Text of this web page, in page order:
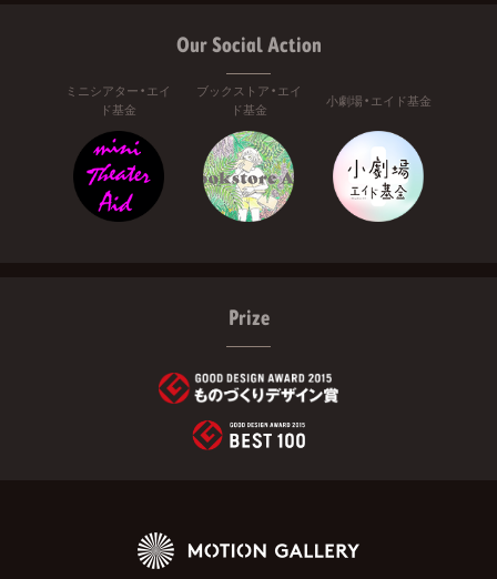
Our Social Action
ミニシアター・エイ
ド基金
ブックストア・エイ
ド基金
小劇場・エイド基金
Prize